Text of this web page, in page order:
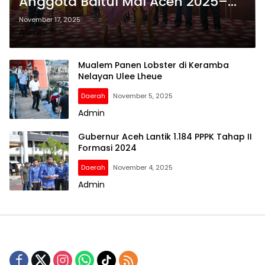
2030
November 17, 2025
Admin
Mualem Panen Lobster di Keramba
Nelayan Ulee Lheue
Daerah November 5, 2025
Admin
Gubernur Aceh Lantik 1.184 PPPK Tahap II
Formasi 2024
Daerah November 4, 2025
Admin